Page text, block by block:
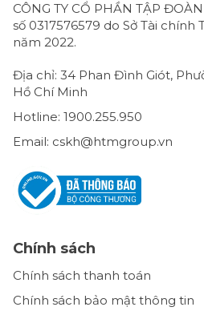
CÔNG TY CỔ PHẦN TẬP
số 0317576579 do Sở Tài chính
năm 2022.
Địa chỉ: 34 Phan Đình Giót,
Hồ Chí Minh
Hotline: 1900.255.950
Email: cskh@htmgroup.vn
Chính sách
Chính sách thanh toán
Chính sách bảo mật thông tin